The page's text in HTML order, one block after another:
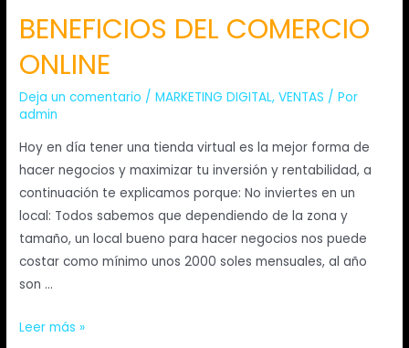
BENEFICIOS DEL COMERCIO
ONLINE
Deja un comentario /MARKETING DIGITAL,VENTAS / Por
admin
Hoy en día tener una tienda virtual es la mejor forma de
hacer negocios y maximizar tu inversión y rentabilidad, a
continuación te explicamos porque: No inviertes en un
local: Todos sabemos que dependiendo de la zona y
tamaño, un local bueno para hacer negocios nos puede
costar como mínimo unos 2000 soles mensuales, al año
son …
Leer más »